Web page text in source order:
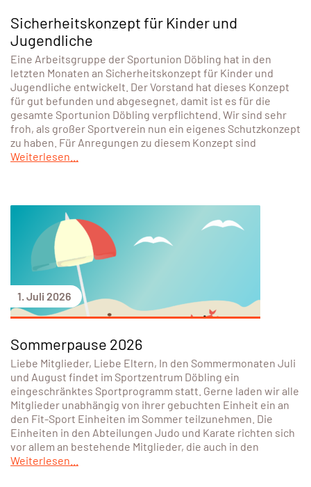
Sicherheitskonzept für Kinder und
Jugendliche
Eine Arbeitsgruppe der Sportunion Döbling hat in den
letzten Monaten an Sicherheitskonzept für Kinder und
Jugendliche entwickelt. Der Vorstand hat dieses Konzept
für gut befunden und abgesegnet, damit ist es für die
gesamte Sportunion Döbling verpflichtend. Wir sind sehr
froh, als großer Sportverein nun ein eigenes Schutzkonzept
zu haben. Für Anregungen zu diesem Konzept sind
Weiterlesen...
1. Juli 2026
Sommerpause 2026
Liebe Mitglieder, Liebe Eltern, In den Sommermonaten Juli
und August findet im Sportzentrum Döbling ein
eingeschränktes Sportprogramm statt. Gerne laden wir alle
Mitglieder unabhängig von ihrer gebuchten Einheit ein an
den Fit-Sport Einheiten im Sommer teilzunehmen. Die
Einheiten in den Abteilungen Judo und Karate richten sich
vor allem an bestehende Mitglieder, die auch in den
Weiterlesen...